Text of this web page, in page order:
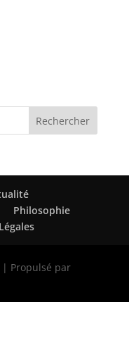
Philosophie
Propulsé par